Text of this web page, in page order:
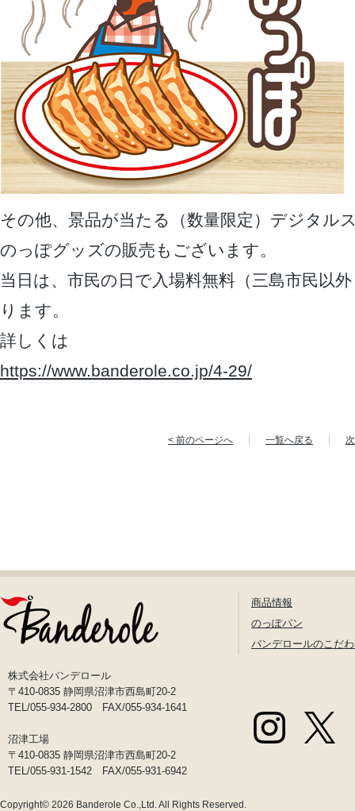
その他、景品が当たる（数量限定）デジタル
のっぽグッズの販売もございます。
当日は、市民の日で入場料無料（三島市民以
ります。
詳しくは
https://www.banderole.co.jp/4-29/
< 前のページへ 一覧へ戻る
株式会社バンデロール
〒410-0835 静岡県沼津市西島町20-2
TEL/055-934-2800 FAX/055-934-1641
沼津工場
〒410-0835 静岡県沼津市西島町20-2
TEL/055-931-1542 FAX/055-931-6942
商品情報
のっぽパン
バンデロールのこだ
Copyright© 2026 Banderole Co.,Ltd.All Rights Reserved.